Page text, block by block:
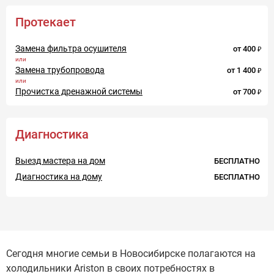
Протекает
Замена фильтра осушителя от 400
Замена трубопровода от 1 400
Прочистка дренажной системы от 700
Диагностика
Выезд мастера на дом БЕСПЛАТНО
Диагностика на дому БЕСПЛАТНО
Сегодня многие семьи в Новосибирске полагаются на
холодильники Ariston в своих потребностях в